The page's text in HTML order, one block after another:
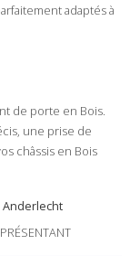
adaptés à
de porte en Bois.
une prise de
châssis en Bois
Anderlecht